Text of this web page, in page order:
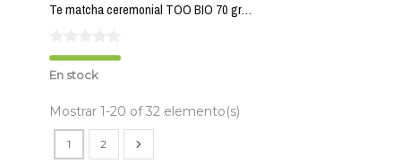
Te matcha ceremonial TOO BIO 70 gr BIO
En stock
Mostrar 1-20 of 32 elemento(s)
1 2